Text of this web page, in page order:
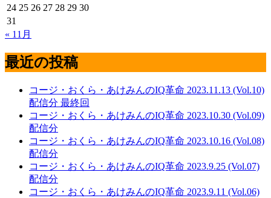
24 25 26 27 28 29 30
31
« 11月
最近の投稿
コージ・おくら・あけみんのIQ革命 2023.11.13 (Vol.10)
配信分 最終回
コージ・おくら・あけみんのIQ革命 2023.10.30 (Vol.09)
配信分
コージ・おくら・あけみんのIQ革命 2023.10.16 (Vol.08)
配信分
コージ・おくら・あけみんのIQ革命 2023.9.25 (Vol.07)
配信分
コージ・おくら・あけみんのIQ革命 2023.9.11 (Vol.06)